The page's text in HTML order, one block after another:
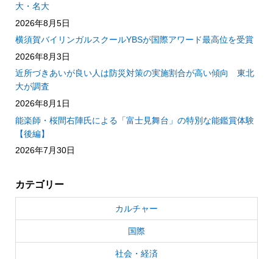
大・名大
2026年8月5日
横須賀バイリンガルスクールYBSが国際アワード最高位を受賞
2026年8月3日
近所づきあいが良い人は防災対策の実施割合が高い傾向 東北
大が調査
2026年8月1日
能楽師・桜間右陣氏による「富士見舞台」の特別な能鑑賞体験
【後編】
2026年7月30日
カテゴリー
カルチャー
国際
社会・経済